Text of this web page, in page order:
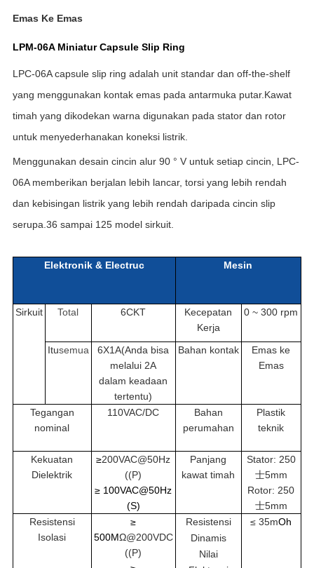
Emas Ke Emas
LPM-06A Miniatur Capsule Slip Ring
LPC-06A capsule slip ring adalah unit standar dan off-the-shelf
yang menggunakan kontak emas pada antarmuka putar.Kawat
timah yang dikodekan warna digunakan pada stator dan rotor
untuk menyederhanakan koneksi listrik.
Menggunakan desain cincin alur 90 ° V untuk setiap cincin, LPC-
06A memberikan berjalan lebih lancar, torsi yang lebih rendah
dan kebisingan listrik yang lebih rendah daripada cincin slip
serupa.36 sampai 125 model sirkuit.
Elektronik & Electruc Mesin
Sirkuit Total 6CKT
Kecepatan
Kerja
0 ~ 300 rpm
Itusemua
6X1A(Anda bisa
melalui 2A
dalam keadaan
tertentu)
Bahan kontak
Emas ke
Emas
Tegangan
nominal
110VAC/DC
Bahan
perumahan
Plastik
teknik
Kekuatan
Dielektrik
≥200VAC@50Hz
((P)
≥ 100VAC@50Hz
(S)
Panjang
kawat timah
Stator: 250
士5mm
Rotor: 250
士5mm
Resistensi
Isolasi
≥
500MΩ@200VDC
((P)
Resistensi
Dinamis
Nilai
≤ 35mOh